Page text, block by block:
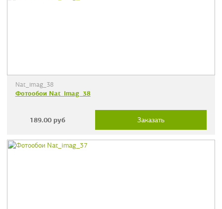
Nat_imag_38
Фотообои Nat_imag_38
189.00 руб Заказать